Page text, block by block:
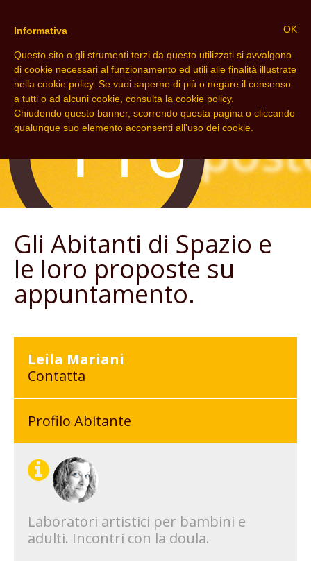
Gli Abitanti di Spazio e
le loro proposte su
appuntamento.
Leila Mariani
Contatta
Profilo Abitante
Laboratori artistici per bambini e
adulti. Incontri con la doula.
OK
Informativa
Questo sito o gli strumenti terzi da questo utilizzati si avvalgono
di cookie necessari al funzionamento ed utili alle finalità illustrate
nella cookie policy. Se vuoi saperne di più o negare il consenso
a tutti o ad alcuni cookie, consulta la cookie policy.
Chiudendo questo banner, scorrendo questa pagina o cliccando
qualunque suo elemento acconsenti all'uso dei cookie.